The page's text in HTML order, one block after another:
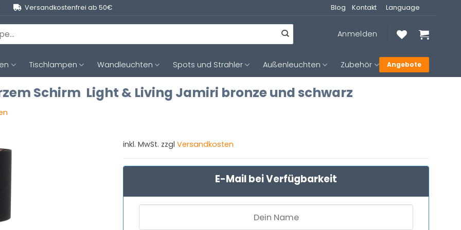
Versandkostenfrei ab 50€ Blog Kontakt Language
Anmelden
Tischlampen Wandleuchten Spots und Strahler Außenleuchten Zubehör Angebote
Schirm Light & Living Jamiri bronze und schwarz
inkl. MwSt. zzgl Versandkosten
E-Mail bei Verfügbarkeit